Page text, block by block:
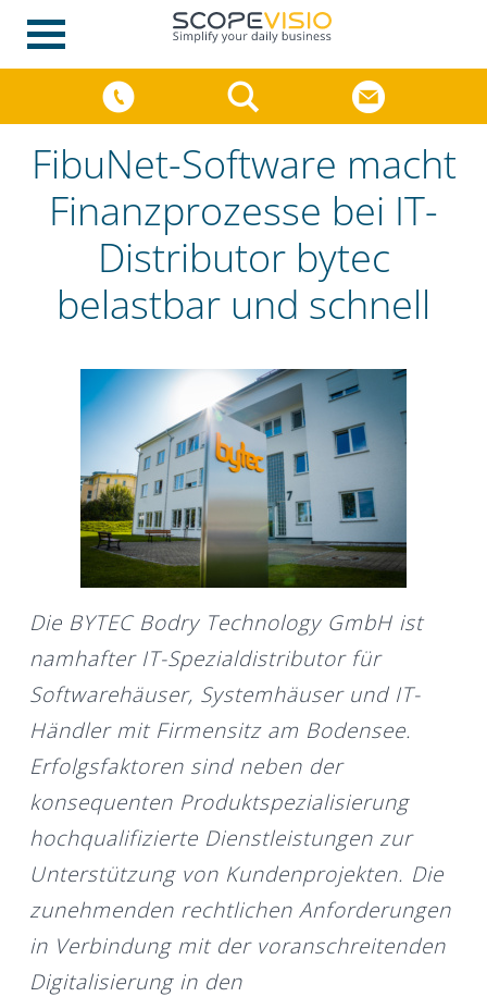
FibuNet-Software macht
Finanzprozesse bei IT-
Distributor bytec
belastbar und schnell
Die BYTEC Bodry Technology GmbH ist
namhafter IT-Spezialdistributor für
Softwarehäuser, Systemhäuser und IT-
Händler mit Firmensitz am Bodensee.
Erfolgsfaktoren sind neben der
konsequenten Produktspezialisierung
hochqualifizierte Dienstleistungen zur
Unterstützung von Kundenprojekten. Die
zunehmenden rechtlichen Anforderungen
in Verbindung mit der voranschreitenden
Digitalisierung in den